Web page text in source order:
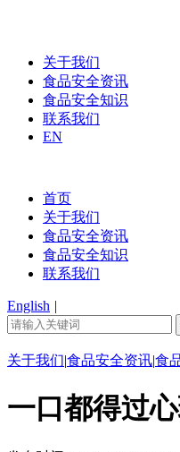
关于我们
食品安全资讯
食品安全知识
联系我们
EN
首页
关于我们
食品安全资讯
食品安全知识
联系我们
English |
关于我们|食品安全资讯|食
一口都得过